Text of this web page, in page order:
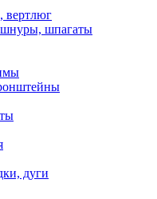
вертлюг
шпагаты
дуги